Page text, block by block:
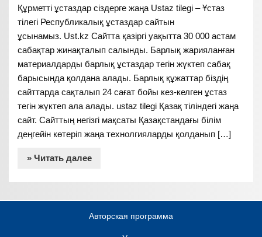
Құрметті ұстаздар сіздерге жаңа Ustaz tilegi – Ұстаз
тілегі Республикалық ұстаздар сайтын
ұсынамыз. Ust.kz Сайтта қазіргі уақытта 30 000 астам
сабақтар жинақталып салынды. Барлық жарияланған
материалдарды барлық ұстаздар тегін жүктеп сабақ
барысында қолдана алады. Барлық құжаттар біздің
сайттарда сақталып 24 сағат бойы кез-келген ұстаз
тегін жүктеп ала алады. ustaz tilegi Қазақ тіліндегі жаңа
сайт. Сайттың негізгі мақсаты Қазақстандағы білім
деңгейін көтеріп жаңа технолгияларды қолданып […]
» Читать далее
Авторская программа